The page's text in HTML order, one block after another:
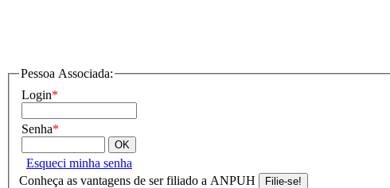
Pessoa Associada:
Login*
Senha*
Esqueci minha senha
Conheça as vantagens de ser filiado a ANPUH